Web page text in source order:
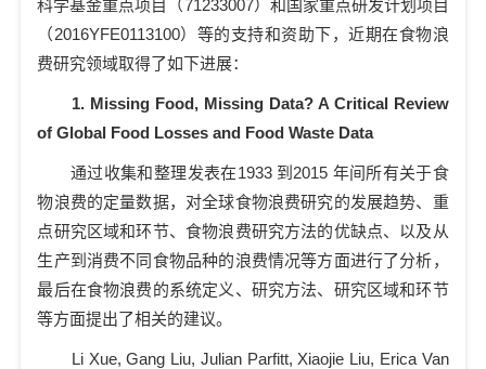
科学基金重点项目（71233007）和国家重点研发计划项目
（2016YFE0113100）等的支持和资助下，近期在食物浪
费研究领域取得了如下进展：
1. Missing Food, Missing Data? A Critical Review
of Global Food Losses and Food Waste Data
通过收集和整理发表在1933 到 2015 年间所有关于食
物浪费的定量数据，对全球食物浪费研究的发展趋势、重
点研究区域和环节、食物浪费研究方法的优缺点、以及从
生产到消费不同食物品种的浪费情况等方面进行了分析，
最后在食物浪费的系统定义、研究方法、研究区域和环节
等方面提出了相关的建议。
Li Xue, Gang Liu, Julian Parfitt, Xiaojie Liu, Erica Van